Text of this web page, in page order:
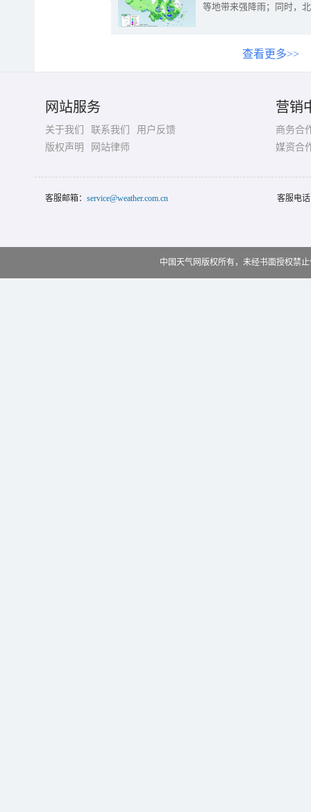
等地带来强降雨；同时，
查看更多>>
网站服务
关于我们 联系我们
用户反馈
版权声明
网站律师
营销
商务合
媒资合
客服邮箱： service@weather.com.cn 客服电
中国天气网版权所有，未经书面授权